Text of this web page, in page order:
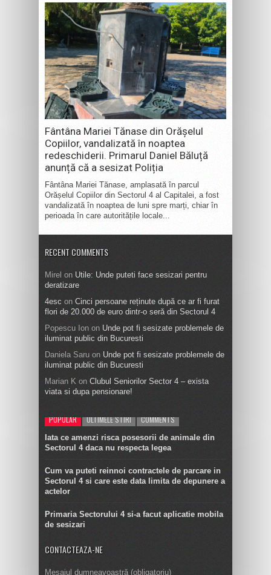
Fântâna Mariei Tănase din Orășelul
Copiilor, vandalizată în noaptea
redeschiderii. Primarul Daniel Băluță
anunță că a sesizat Poliția
Fântâna Mariei Tănase, amplasată în parcul
Orășelul Copiilor din Sectorul 4 al Capitalei, a fost
vandalizată în noaptea de luni spre marți, chiar în
perioada în care autoritățile locale...
RECENT COMMENTS
Mirel on Utile: Unde puteti face sesizari pentru
deratizare
4esc on Cinci persoane reținute după ce ar fi furat
flori de 20.000 de euro dintr-o seră din Sectorul 4
Popescu Ion on Unde pot fi sesizate problemele de
iluminat public din Bucuresti
Daniela Saru on Unde pot fi sesizate problemele de
iluminat public din Bucuresti
Marian K on Clubul Seniorilor Sector 4 – exista
viata si dupa pensionare!
POPULAR ULTIMELE STIRI COMMENTS
Iata ce amenzi risca posesorii de animale din
Sectorul 4 daca nu respecta legea
Cum va puteti reinnoi contractele de parcare in
Sectorul 4 si care este data limita de depunere a
actelor
Primaria Sectorului 4 si-a facut aplicatie mobila
de sesizari
CONTACTEAZA-NE
Mesajul dumneavoastră (obligatoriu)